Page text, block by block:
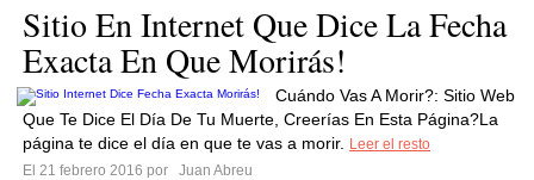
Sitio En Internet Que Dice La Fecha
Exacta En Que Morirás!
Cuándo Vas A Morir?: Sitio Web
Que Te Dice El Día De Tu Muerte, Creerías En Esta Página?La
página te dice el día en que te vas a morir.
Leer el resto
El 21 febrero 2016 por
Juan Abreu